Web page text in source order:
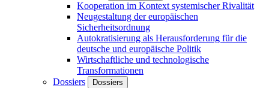
Kooperation im Kontext systemischer Rivalität
Neugestaltung der europäischen
Sicherheitsordnung
Autokratisierung als Herausforderung für die
deutsche und europäische Politik
Wirtschaftliche und technologische
Transformationen
Dossiers
Dossiers